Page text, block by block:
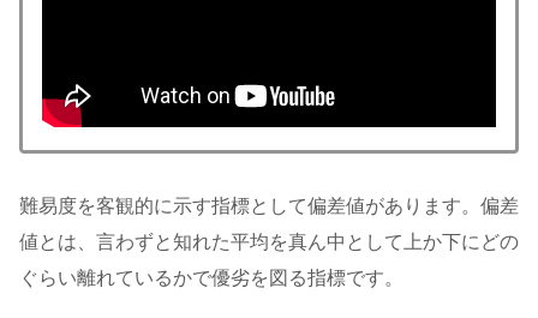
難易度を客観的に示す指標として偏差値があります。偏差
値とは、言わずと知れた平均を真ん中として上か下にどの
ぐらい離れているかで優劣を図る指標です。